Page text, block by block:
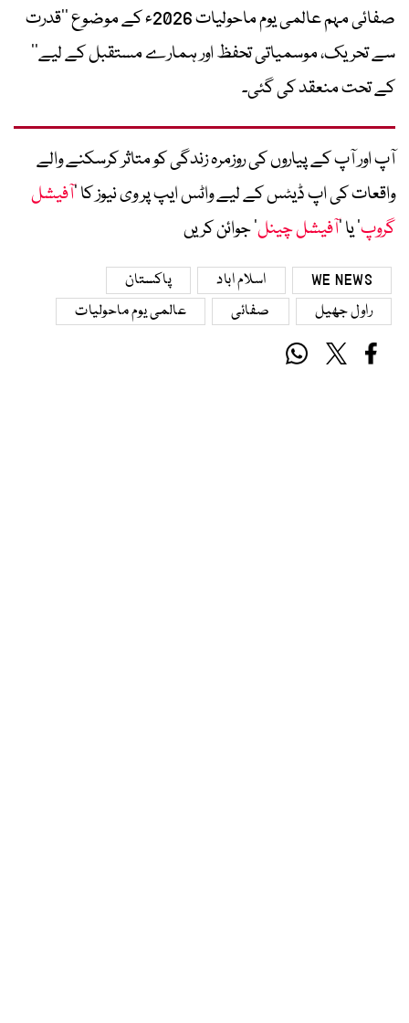
صفائی مہم عالمی یوم ماحولیات 2026ء کے موضوع ’’قدرت
سے تحریک، موسمیاتی تحفظ اور ہمارے مستقبل کے لیے‘‘
کے تحت منعقد کی گئی۔
آپ اور آپ کے پیاروں کی روزمرہ زندگی کو متاثر کرسکنے والے
واقعات کی اپ ڈیٹس کے لیے واٹس ایپ پر وی نیوز کا ’آفیشل
گروپ‘ یا ’آفیشل چینل‘ جوائن کریں
WE NEWS اسلام اباد
پاکستان
راول جھیل
صفائی عالمی یوم ماحولیات